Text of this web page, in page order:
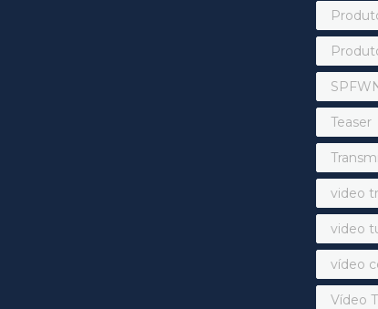
Teaser
video
video
vídeo
Vídeo